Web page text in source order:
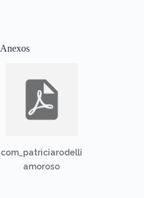
Anexos
com_patriciarodelli
amoroso